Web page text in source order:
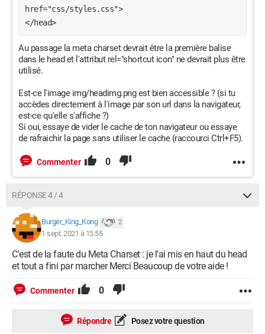
href="css/styles.css">
</head>
Au passage la meta charset devrait être la première balise
dans le head et l'attribut rel="shortcut icon" ne devrait plus être
utilisé.
Est-ce l'image img/headimg.png est bien accessible ? (si tu
accèdes directement à l'image par son url dans la navigateur,
est-ce qu'elle s'affiche ?)
Si oui, essaye de vider le cache de ton navigateur ou essaye
de rafraichir la page sans utiliser le cache (raccourci Ctrl+F5).
Commenter 0
RÉPONSE 4 / 4
Burger_King_Kong 2
1 sept. 2021 à 15:55
C'est de la faute du Meta Charset : je l'ai mis en haut du head
et tout a fini par marcher Merci Beaucoup de votre aide !
Commenter 0
Répondre Posez votre question